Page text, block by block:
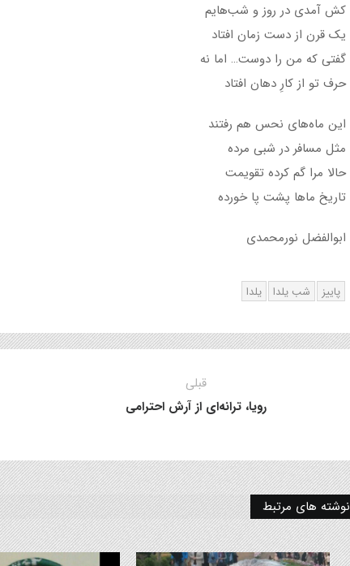
کش آمدی در روز و شب‌هایم
یک قرن از دست زمان افتاد
گفتی که من را دوست… اما نه
حرف تو از کارِ دهان افتاد
این ماه‌های نحس هم رفتند
مثل مسافر در شبی مرده
حالا مرا گم کرده تقویمت
تاریخ ماها پشت پا خورده
ابوالفضل نورمحمدی
پاییز شب یلدا یلدا
قبلی
رویا، ترانه‌ای از آرش احترامی
نوشته های مرتبط